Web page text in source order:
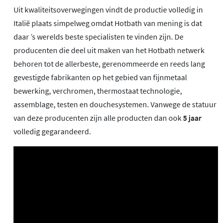
Uit kwaliteitsoverwegingen vindt de productie volledig in
Italië plaats simpelweg omdat Hotbath van mening is dat
daar ’s werelds beste specialisten te vinden zijn. De
producenten die deel uit maken van het Hotbath netwerk
behoren tot de allerbeste, gerenommeerde en reeds lang
gevestigde fabrikanten op het gebied van fijnmetaal
bewerking, verchromen, thermostaat technologie,
assemblage, testen en douchesystemen. Vanwege de statuur
van deze producenten zijn alle producten dan ook5 jaar
volledig gegarandeerd.